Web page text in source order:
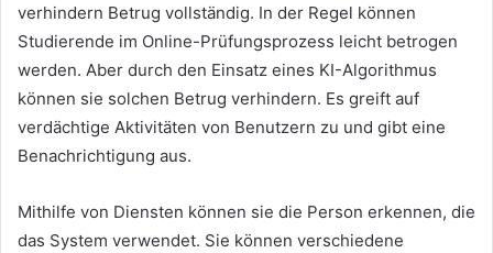
verhindern Betrug vollständig. In der Regel können
Studierende im Online-Prüfungsprozess leicht betrogen
werden. Aber durch den Einsatz eines KI-Algorithmus
können sie solchen Betrug verhindern. Es greift auf
verdächtige Aktivitäten von Benutzern zu und gibt eine
Benachrichtigung aus.
Mithilfe von Diensten können sie die Person erkennen, die
das System verwendet. Sie können verschiedene